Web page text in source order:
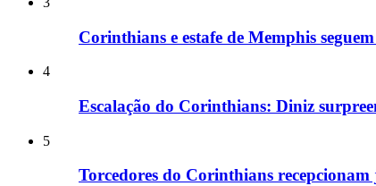
Corinthians e estafe de Memphis
4
Escalação do Corinthians: Diniz
5
Torcedores do Corinthians